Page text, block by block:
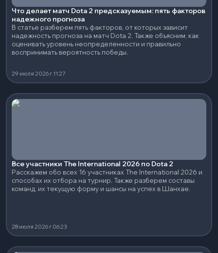
Что делает матч Dota 2 предсказуемым: пять факторов
надежного прогноза
В статье разберем пять факторов, от которых зависит
надежность прогноза на матч Dota 2. Также объясним, как
оценивать уровень неопределенности и правильно
воспринимать вероятность победы.
29 июля 2026 г.11:27
Все участники The International 2026 по Dota 2
Расскажем обо всех 16 участниках The International 2026 и
способах их отбора на турнир. Также разберем составы
команд, их текущую форму и шансы на успех в Шанхае.
28 июля 2026 г.06:23